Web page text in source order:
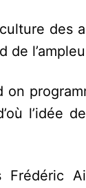
des
l’idée